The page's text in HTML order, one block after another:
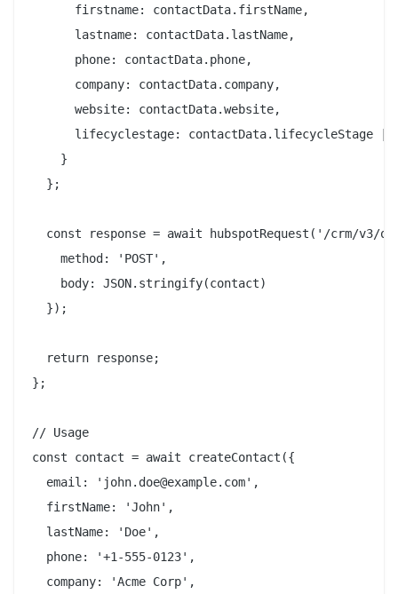
      firstname: contactData.firstName,
      lastname: contactData.lastName,
      phone: contactData.phone,
      company: contactData.company,
      website: contactData.website,
lifecyclestage: contactData.lifecycleStage ||
    }
  };
const response = await hubspotRequest('/crm/v3/
    method: 'POST',
    body: JSON.stringify(contact)
  });
  return response;
};
// Usage
const contact = await createContact({
  email: 'john.doe@example.com',
  firstName: 'John',
  lastName: 'Doe',
  phone: '+1-555-0123',
  company: 'Acme Corp',